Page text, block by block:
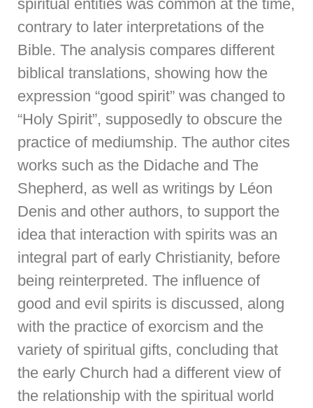
spiritual entities was common at the time,
contrary to later interpretations of the
Bible. The analysis compares different
biblical translations, showing how the
expression “good spirit” was changed to
“Holy Spirit”, supposedly to obscure the
practice of mediumship. The author cites
works such as the Didache and The
Shepherd, as well as writings by Léon
Denis and other authors, to support the
idea that interaction with spirits was an
integral part of early Christianity, before
being reinterpreted. The influence of
good and evil spirits is discussed, along
with the practice of exorcism and the
variety of spiritual gifts, concluding that
the early Church had a different view of
the relationship with the spiritual world